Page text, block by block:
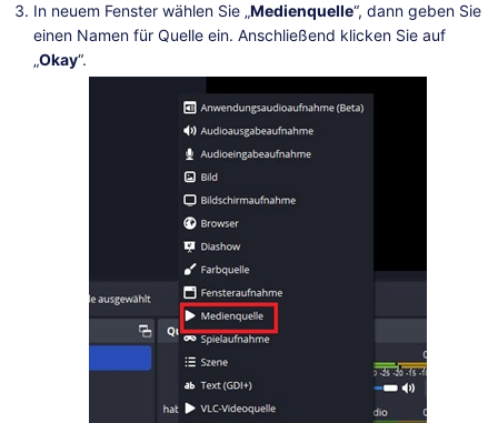
In neuem Fenster wählen Sie „Medienquelle“, dann geben Sie
einen Namen für Quelle ein. Anschließend klicken Sie auf
„Okay“.